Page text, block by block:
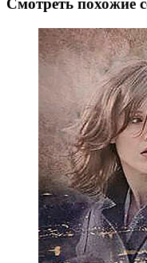
Смотреть похожие